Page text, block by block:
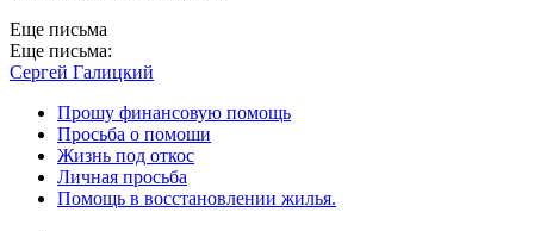
Еще письма
Еще письма:
Сергей Галицкий
Прошу финансовую помощь
Просьба о помоши
Жизнь под откос
Личная просьба
Помощь в восстановлении жилья.